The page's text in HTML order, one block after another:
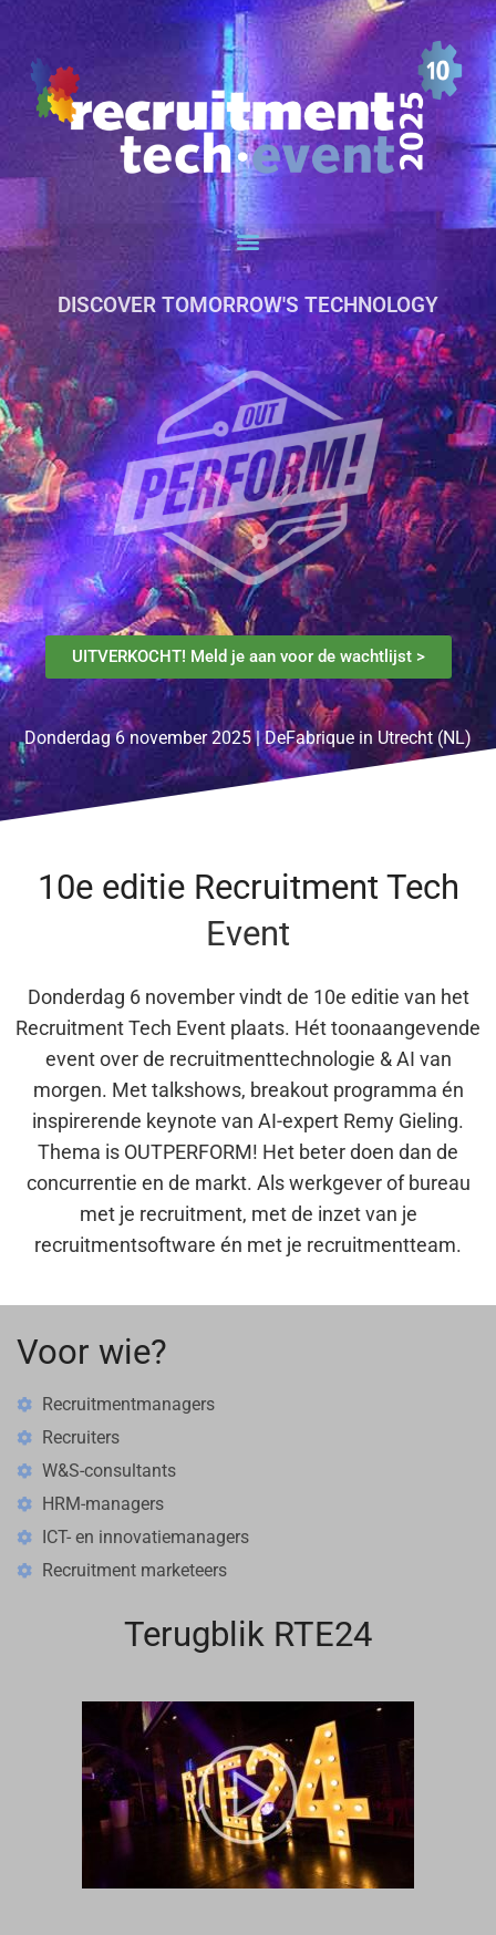
DISCOVER TOMORROW'S TECHNOLOGY
UITVERKOCHT! Meld je aan voor de wachtlijst >
Donderdag 6 november 2025 | DeFabrique in Utrecht (NL)
10e editie Recruitment Tech
Event
Donderdag 6 november vindt de 10e editie van het
Recruitment Tech Event plaats. Hét toonaangevende
event over de recruitmenttechnologie & AI van
morgen. Met talkshows, breakout programma én
inspirerende keynote van AI-expert Remy Gieling.
Thema is OUTPERFORM! Het beter doen dan de
concurrentie en de markt. Als werkgever of bureau
met je recruitment, met de inzet van je
recruitmentsoftware én met je recruitmentteam.
Voor wie?
Recruitmentmanagers
Recruiters
W&S-consultants
HRM-managers
ICT- en innovatiemanagers
Recruitment marketeers
Terugblik RTE24